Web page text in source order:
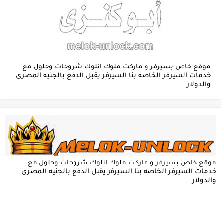
موقع خاص بسيرفر و ماركت ملوك انلوك شروحات وحلول مع
خدمات السيرفر الخاصه بنا السيرفر يقبل الدفع بالجنيه المصرى
والدولار
موقع خاص بسيرفر و ماركت ملوك انلوك شروحات وحلول مع
خدمات السيرفر الخاصه بنا السيرفر يقبل الدفع بالجنيه المصرى
والدولار